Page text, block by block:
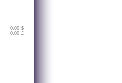
0.00 $
0.00 £